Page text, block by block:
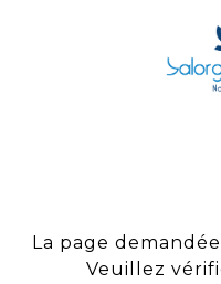
La page
Veuillez